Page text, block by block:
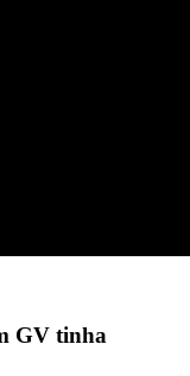
GV tinha